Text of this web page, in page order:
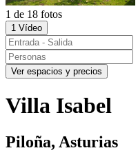
1 de 18 fotos
1 Vídeo
Ver espacios y precios
Villa Isabel
Piloña, Asturias